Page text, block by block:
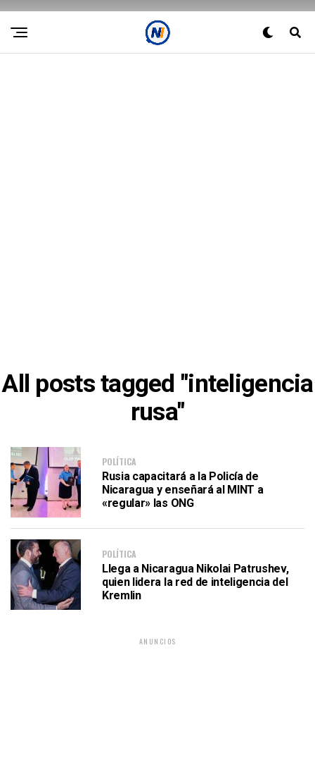
All posts tagged "inteligencia
rusa"
POLÍTICA
Rusia capacitará a la Policía de
Nicaragua y enseñará al MINT a
«regular» las ONG
POLÍTICA
Llega a Nicaragua Nikolai Patrushev,
quien lidera la red de inteligencia del
Kremlin
ANUNCIOS